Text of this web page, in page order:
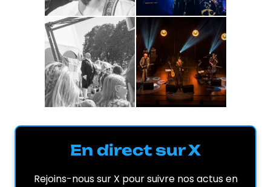
En direct sur X
Rejoins-nous sur X pour suivre nos actus en